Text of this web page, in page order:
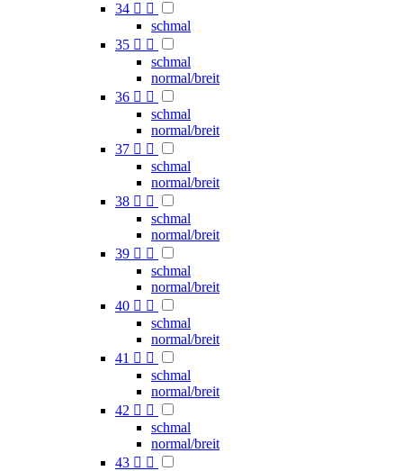
34  
schmal
35  
schmal
normal/breit
36  
schmal
normal/breit
37  
schmal
normal/breit
38  
schmal
normal/breit
39  
schmal
normal/breit
40  
schmal
normal/breit
41  
schmal
normal/breit
42  
schmal
normal/breit
43  